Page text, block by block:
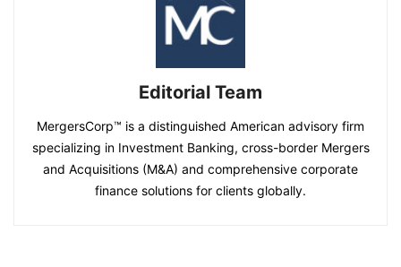
Editorial Team
MergersCorp™ is a distinguished American advisory firm
specializing in Investment Banking, cross-border Mergers
and Acquisitions (M&A) and comprehensive corporate
finance solutions for clients globally.